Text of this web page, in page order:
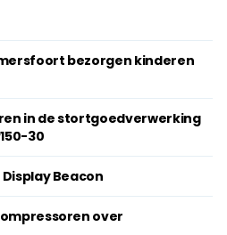
bezorgen kinderen
in de stortgoedverwerking
30
Beacon
over